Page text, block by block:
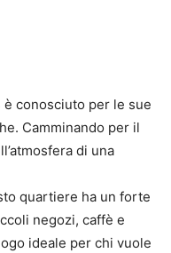
è conosciuto per le sue
Camminando per il
di una
quartiere ha un forte
negozi, caffè e
ideale per chi vuole